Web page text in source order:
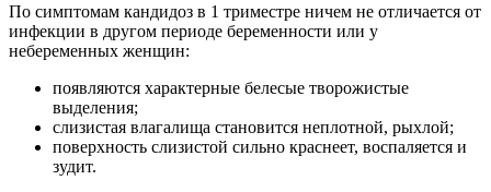
По симптомам кандидоз в 1 триместре ничем не отличается от
инфекции в другом периоде беременности или у
небеременных женщин:
появляются характерные белесые творожистые
выделения;
слизистая влагалища становится неплотной, рыхлой;
поверхность слизистой сильно краснеет, воспаляется и
зудит.